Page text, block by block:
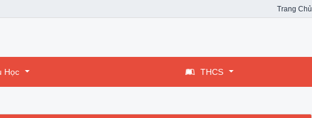
Trang Chủ
Học THCS